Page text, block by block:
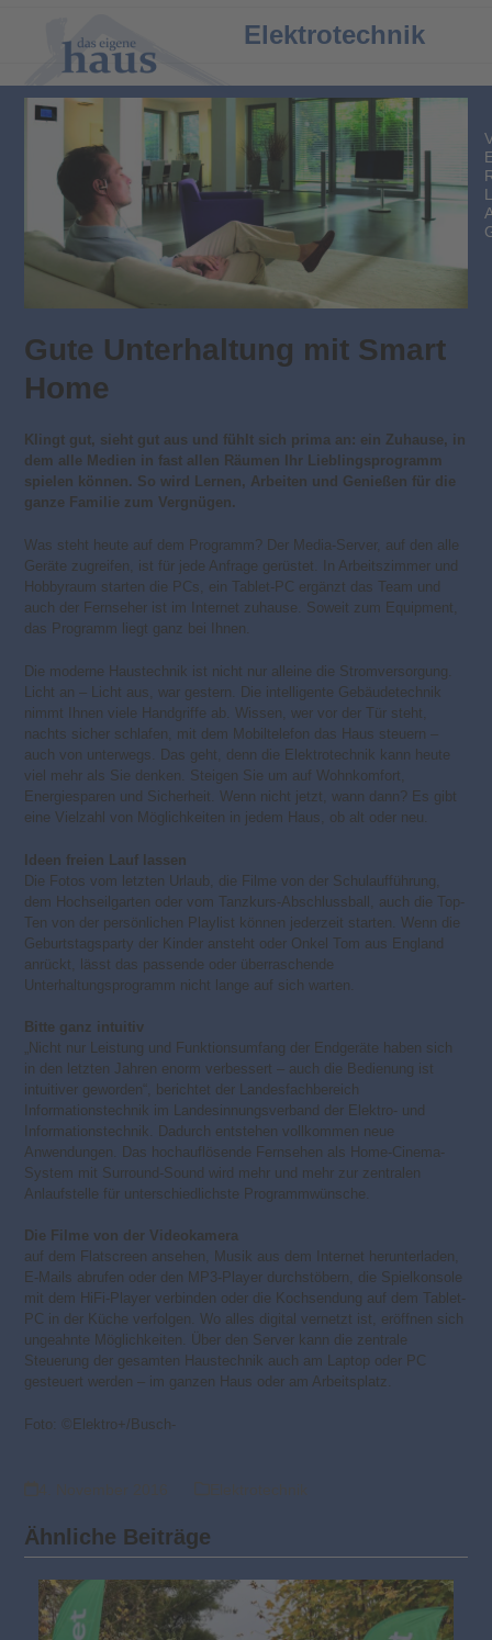
mobile
menu
mobile
menu
Elektrotechnik
Gute Unterhaltung mit Smart
Home
Klingt gut, sieht gut aus und fühlt sich prima an: ein Zuhause, in
dem alle Medien in fast allen Räumen Ihr Lieblingsprogramm
spielen können. So wird Lernen, Arbeiten und Genießen für die
ganze Familie zum Vergnügen.
Was steht heute auf dem Programm? Der Media-Server, auf den alle
Geräte zugreifen, ist für jede Anfrage gerüstet. In Arbeitszimmer und
Hobbyraum starten die PCs, ein Tablet-PC ergänzt das Team und
auch der Fernseher ist im Internet zuhause. Soweit zum Equipment,
das Programm liegt ganz bei Ihnen.
Die moderne Haustechnik ist nicht nur alleine die Stromversorgung.
Licht an – Licht aus, war gestern. Die intelligente Gebäudetechnik
nimmt Ihnen viele Handgriffe ab. Wissen, wer vor der Tür steht,
nachts sicher schlafen, mit dem Mobiltelefon das Haus steuern –
auch von unterwegs. Das geht, denn die Elektrotechnik kann heute
viel mehr als Sie denken. Steigen Sie um auf Wohnkomfort,
Energiesparen und Sicherheit. Wenn nicht jetzt, wann dann? Es gibt
eine Vielzahl von Möglichkeiten in jedem Haus, ob alt oder neu.
Ideen freien Lauf lassen
Die Fotos vom letzten Urlaub, die Filme von der Schulaufführung,
dem Hochseilgarten oder vom Tanzkurs-Abschlussball, auch die Top-
Ten von der persönlichen Playlist können jederzeit starten. Wenn die
Geburtstagsparty der Kinder ansteht oder Onkel Tom aus England
anrückt, lässt das passende oder überraschende
Unterhaltungsprogramm nicht lange auf sich warten.
Bitte ganz intuitiv
„Nicht nur Leistung und Funktionsumfang der Endgeräte haben sich
in den letzten Jahren enorm verbessert – auch die Bedienung ist
intuitiver geworden“, berichtet der Landesfachbereich
Informationstechnik im Landes­innungsverband der Elektro- und
Informationstechnik. Dadurch entstehen vollkommen neue
Anwendungen. Das hochauflösen­de Fernsehen als Home-Cinema-
System mit Surround-Sound wird mehr und mehr zur zentralen
Anlaufstelle für unterschiedlichste Programmwünsche.
Die Filme von der Videokamera
auf dem Flatscreen ansehen, Musik aus dem Internet herunterladen,
E-Mails abrufen oder den MP3-Player durchstöbern, die Spielkonsole
mit dem HiFi-Player verbinden oder die Kochsendung auf dem Tablet-
PC in der Küche verfolgen. Wo alles digital vernetzt ist, eröffnen sich
ungeahnte Mög­lichkeiten. Über den Server kann die zentrale
Steuerung der gesamten Haustechnik auch am Laptop oder PC
gesteuert werden – im ganzen Haus oder am Arbeitsplatz.
Foto: ©Elektro+/Busch-
Ähnliche Beiträge
L